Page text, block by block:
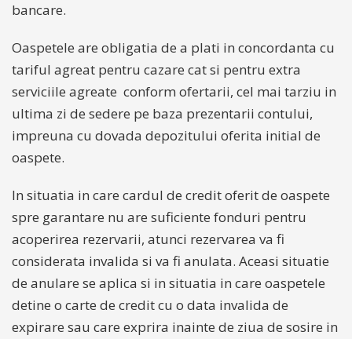
bancare.
Oaspetele are obligatia de a plati in concordanta cu
tariful agreat pentru cazare cat si pentru extra
serviciile agreate conform ofertarii, cel mai tarziu in
ultima zi de sedere pe baza prezentarii contului,
impreuna cu dovada depozitului oferita initial de
oaspete.
In situatia in care cardul de credit oferit de oaspete
spre garantare nu are suficiente fonduri pentru
acoperirea rezervarii, atunci rezervarea va fi
considerata invalida si va fi anulata. Aceasi situatie
de anulare se aplica si in situatia in care oaspetele
detine o carte de credit cu o data invalida de
expirare sau care exprira inainte de ziua de sosire in